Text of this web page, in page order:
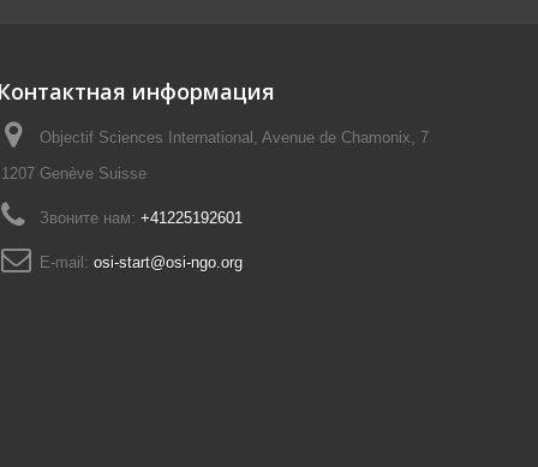
Контактная информация
Objectif Sciences International, Avenue de Chamonix, 7
1207 Genève Suisse
Звоните нам: +41225192601
E-mail: osi-start@osi-ngo.org